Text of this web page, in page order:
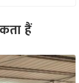
हैं